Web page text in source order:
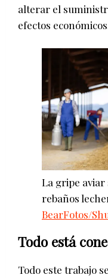
alterar el
efectos
La gripe aviar
rebaños
BearFotos/
Todo está
Todo este trabajo